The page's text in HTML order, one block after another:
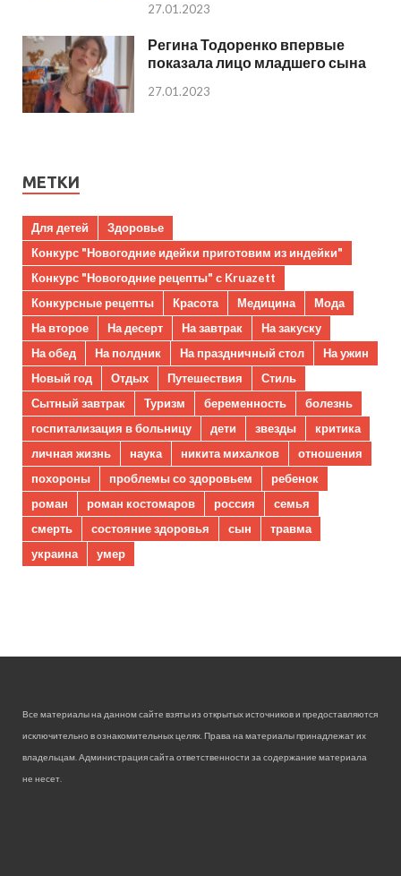
27.01.2023
Регина Тодоренко впервые
показала лицо младшего сына
27.01.2023
МЕТКИ
Для детей
Здоровье
Конкурс "Новогодние идейки приготовим из индейки"
Конкурс "Новогодние рецепты" с Kruazett
Конкурсные рецепты
Красота Медицина
Мода
На второе
На десерт На завтрак
На закуску
На обед
На полдник На праздничный стол
На ужин
Новый год
Отдых Путешествия
Стиль
Сытный завтрак
Туризм беременность
болезнь
госпитализация в больницу
дети звезды
критика
личная жизнь
наука никита михалков
отношения
похороны
проблемы со здоровьем
ребенок
роман
роман костомаров россия
семья
смерть
состояние здоровья сын
травма
украина
умер
Все материалы на данном сайте взяты из открытых источников и предоставляются
исключительно в ознакомительных целях. Права на материалы принадлежат их
владельцам. Администрация сайта ответственности за содержание материала
не несет.